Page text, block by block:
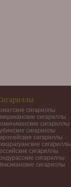
сигариллы
сигариллы
сигариллы
сигариллы
сигариллы
сигариллы
сигариллы
сигариллы
сигариллы